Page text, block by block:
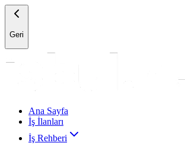
Geri
Ana Sayfa
İş İlanları
İş Rehberi